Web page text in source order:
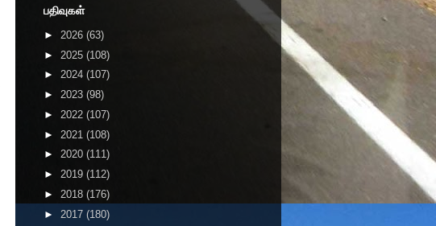
பதிவுகள்
► 2026 (63)
► 2025 (108)
► 2024 (107)
► 2023 (98)
► 2022 (107)
► 2021 (108)
► 2020 (111)
► 2019 (112)
► 2018 (176)
► 2017 (180)